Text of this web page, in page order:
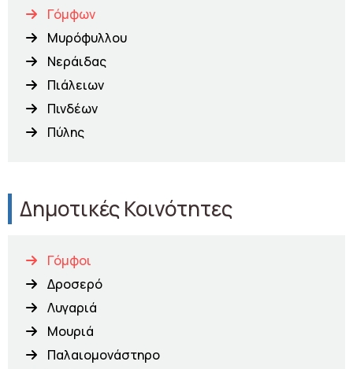
Γόμφων
Μυρόφυλλου
Νεράιδας
Πιάλειων
Πινδέων
Πύλης
Δημοτικές Κοινότητες
Γόμφοι
Δροσερό
Λυγαριά
Μουριά
Παλαιομονάστηρο